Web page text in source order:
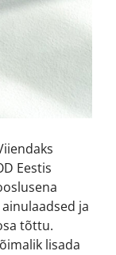
Eestis
ja
tõttu.
lisada